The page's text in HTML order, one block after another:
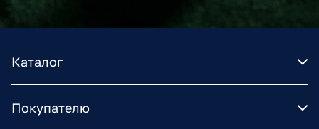
Каталог
Покупателю